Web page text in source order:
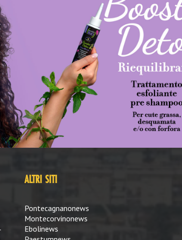
ALTRI SITI
Pontecagnanonews
Montecorvinonews
Ebolinews